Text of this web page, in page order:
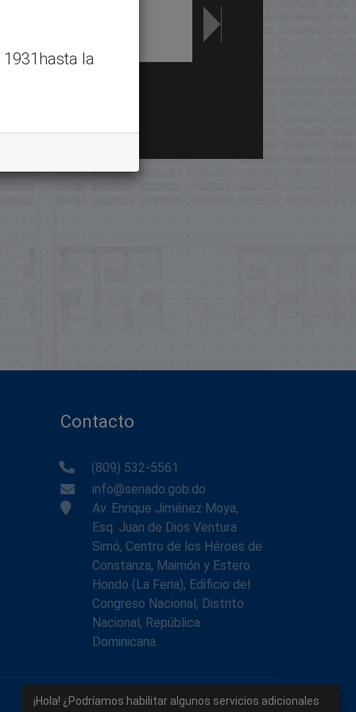
Contacto
(809) 532-5561
info@senado.gob.do
Av. Enrique Jiménez Moya,
Esq. Juan de Dios Ventura
Simó, Centro de los Héroes de
Constanza, Maimón y Estero
Hondo (La Feria), Edificio del
Congreso Nacional, Distrito
Nacional, República
Dominicana.
la
¡Hola! ¿Podríamos habilitar algunos servicios adicionales